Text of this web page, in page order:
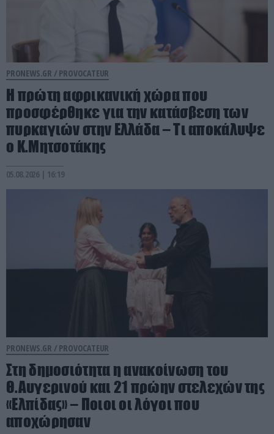
PRONEWS.GR / PROVOCATEUR
Η πρώτη αφρικανική χώρα που
προσφέρθηκε για την κατάσβεση των
πυρκαγιών στην Ελλάδα – Τι αποκάλυψε
ο Κ.Μητσοτάκης
05.08.2026 | 16:19
PRONEWS.GR / PROVOCATEUR
Στη δημοσιότητα η ανακοίνωση του
Θ.Αυγερινού και 21 πρώην στελεχών της
«Ελπίδας» – Ποιοι οι λόγοι που
αποχώρησαν